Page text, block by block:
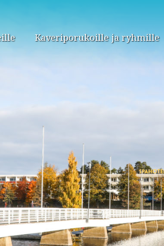
Kaveriporukoille ja ryhmille